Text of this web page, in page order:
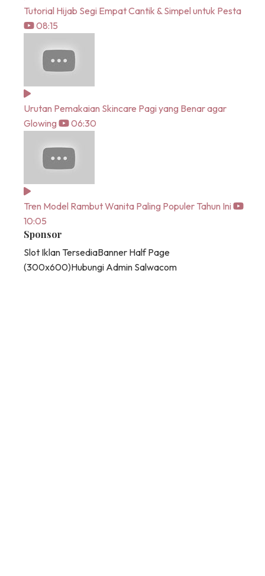
Tutorial Hijab Segi Empat Cantik & Simpel untuk Pesta
08:15
Urutan Pemakaian Skincare Pagi yang Benar agar
Glowing
06:30
Tren Model Rambut Wanita Paling Populer Tahun Ini
10:05
Sponsor
Slot Iklan TersediaBanner Half Page
(300x600)Hubungi Admin Salwacom